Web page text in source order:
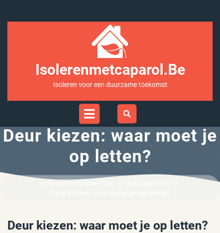
Isolerenmetcaparol.be
Isoleren voor een duurzame toekomst
Open
Deur kiezen: waar moet je
op letten?
Deur kiezen: waar moet je op letten?